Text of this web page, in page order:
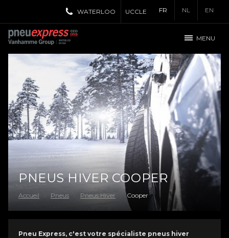
FR NL EN
WATERLOO UCCLE
MENU
PNEUS HIVER COOPER
Accueil Pneus Pneus Hiver Cooper
Pneu Express, c'est votre spécialiste pneus hiver